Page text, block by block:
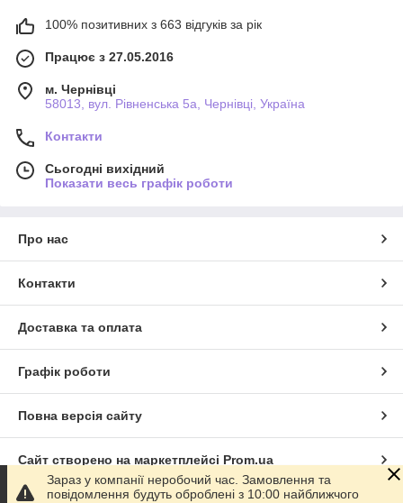
100% позитивних з 663 відгуків за рік
Працює з 27.05.2016
м. Чернівці
58013, вул. Рівненська 5а, Чернівці, Україна
Контакти
Сьогодні вихідний
Показати весь графік роботи
Про нас
Контакти
Доставка та оплата
Графік роботи
Повна версія сайту
Сайт створено на маркетплейсі Prom.ua
Зараз у компанії неробочий час. Замовлення та
повідомлення будуть оброблені з 10:00 найближчого